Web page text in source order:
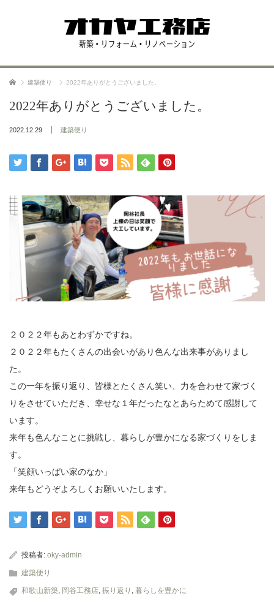
ホーム 建築便り 2022年ありがとうございました。
2022年ありがとうございました。
2022.12.29 建築便り
２０２２年もあとわずかですね。
２０２２年もたくさんの出会いがあり色んな出来事がありまし
た。
この一年を振り返り、皆様とたくさん笑い、力を合わせて家づく
りをさせていただき、幸せな１年だったなとあらためて感謝して
います。
来年も色んなことに挑戦し、暮らしが豊かになる家づくりをしま
す。
「笑顔いっぱい家のなか」
来年もどうぞよろしくお願いいたします。
投稿者: oky-admin
建築便り
和歌山新築, 岡谷工務店, 振り返り , 暮らしを豊かに